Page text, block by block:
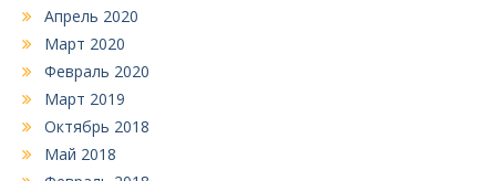
Апрель 2020
Март 2020
Февраль 2020
Март 2019
Октябрь 2018
Май 2018